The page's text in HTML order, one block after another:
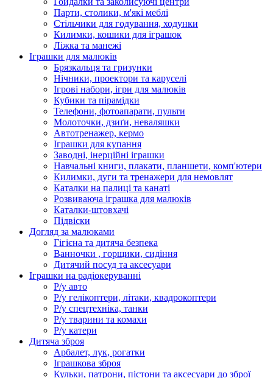
Парти, столики, м'які меблі
Стільчики для годування, ходунки
Килимки, кошики для іграшок
Ліжка та манежі
Іграшки для малюків
Брязкальця та гризунки
Нічники, проектори та каруселі
Ігрові набори, ігри для малюків
Кубики та пірамідки
Телефони, фотоапарати, пульти
Молоточки, дзиґи, неваляшки
Автотренажер, кермо
Іграшки для купання
Заводні, інерційні іграшки
Навчальні книги, плакати, планшети, комп'ютери
Килимки, дуги та тренажери для немовлят
Каталки на палиці та канаті
Розвиваюча іграшка для малюків
Каталки-штовхачі
Підвіски
Догляд за малюками
Гігієна та дитяча безпека
Ванночки , горщики, сидіння
Дитячий посуд та аксесуари
Іграшки на радіокеруванні
Р/у авто
Р/у гелікоптери, літаки, квадрокоптери
Р/у спецтехніка, танки
Р/у тварини та комахи
Р/у катери
Дитяча зброя
Арбалет, лук, рогатки
Іграшкова зброя
Кульки, патрони, пістони та аксесуари до зброї